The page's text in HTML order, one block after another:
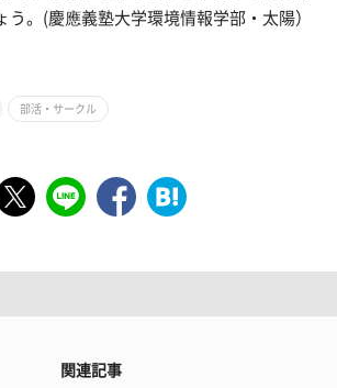
う。(慶應義塾大学環境情報学部・太陽）
部活・サークル
関連記事